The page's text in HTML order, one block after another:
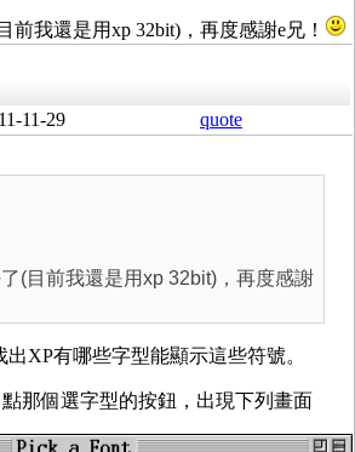
前我還是用xp 32bit)，再度感謝e兄！
11-29 quote
(目前我還是用xp 32bit)，再度感謝
XP有哪些字型能顯示這些符號。
那個選字型的按鈕，出現下列畫面